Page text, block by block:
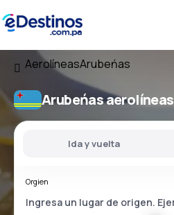
AerolíneasArubeńas
Arubeńas aerolíneas
Ida y vuelta
Orgien